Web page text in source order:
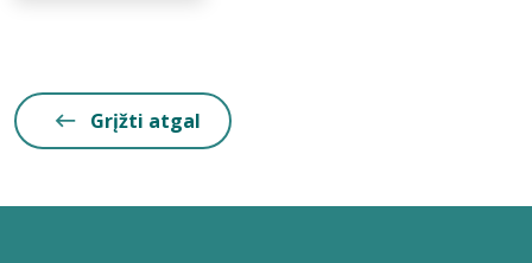
Grįžti atgal